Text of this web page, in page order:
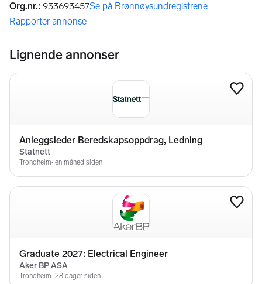
Org.nr.: 933693457Se på Brønnøysundregistrene
(åpnes i ny fane)
Rapporter annonse